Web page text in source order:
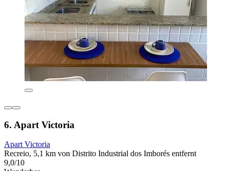
6. Apart Victoria
Apart Victoria
Recreio, 5,1 km von Distrito Industrial dos Imborés entfernt
9,0/10